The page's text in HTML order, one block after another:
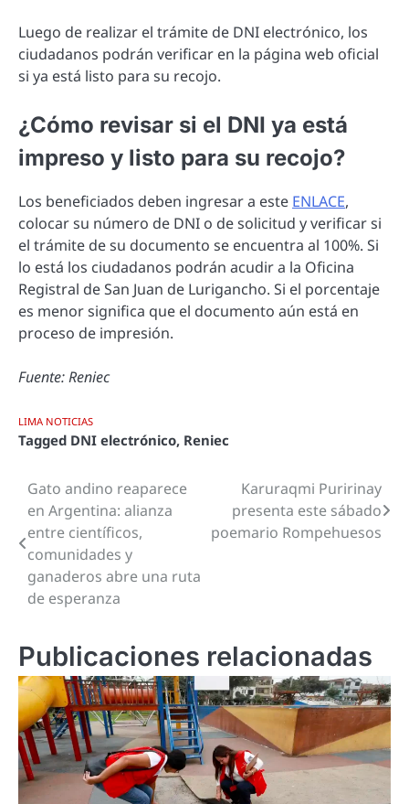
Luego de realizar el trámite de DNI electrónico, los
ciudadanos podrán verificar en la página web oficial
si ya está listo para su recojo.
¿Cómo revisar si el DNI ya está
impreso y listo para su recojo?
Los beneficiados deben ingresar a este ENLACE,
colocar su número de DNI o de solicitud y verificar si
el trámite de su documento se encuentra al 100%. Si
lo está los ciudadanos podrán acudir a la Oficina
Registral de San Juan de Lurigancho. Si el porcentaje
es menor significa que el documento aún está en
proceso de impresión.
Fuente: Reniec
LIMA NOTICIAS
Tagged DNI electrónico, Reniec
Navegación
de
entradas
Gato andino reaparece
en Argentina: alianza
entre científicos,
comunidades y
ganaderos abre una ruta
de esperanza
Karuraqmi Puririnay
presenta este sábado
poemario Rompehuesos
Publicaciones relacionadas